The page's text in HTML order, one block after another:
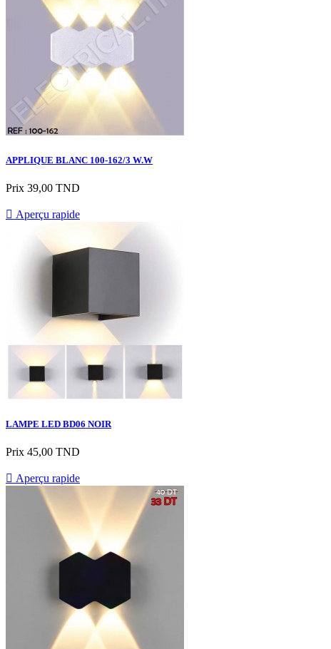
APPLIQUE BLANC 100-162/3 W.W
Prix 39,00 TND
 Aperçu rapide
LAMPE LED BD06 NOIR
Prix 45,00 TND
 Aperçu rapide